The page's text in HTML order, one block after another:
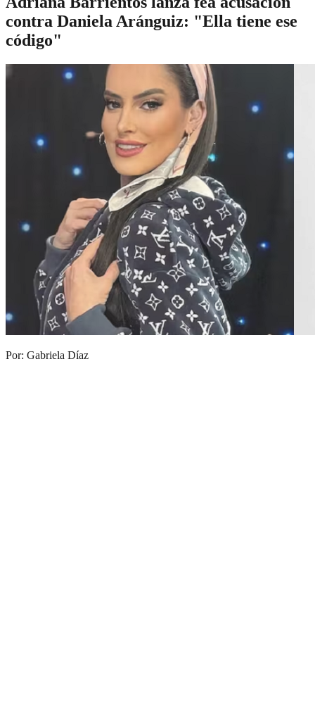
contra Daniela Aránguiz: "Ella tiene ese
código"
Por: Gabriela Díaz